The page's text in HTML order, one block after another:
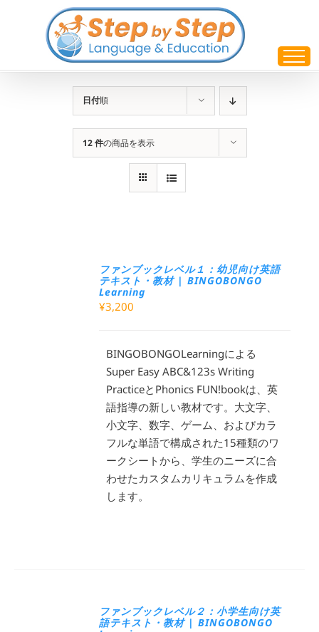
日付順
12 件の商品を表示
ファンブックレベル１：幼児向け英語
テキスト・教材 | BINGOBONGO
Learning
¥3,200
BINGOBONGOLearningによる
Super Easy ABC&123s Writing
PracticeとPhonics FUN!bookは、英
語指導の新しい教材です。大文字、
小文字、数字、ゲーム、およびカラ
フルな単語で構成された15種類のワ
ークシートから、学生のニーズに合
わせたカスタムカリキュラムを作成
します。
ファンブックレベル２：小学生向け英
語テキスト・教材 | BINGOBONGO